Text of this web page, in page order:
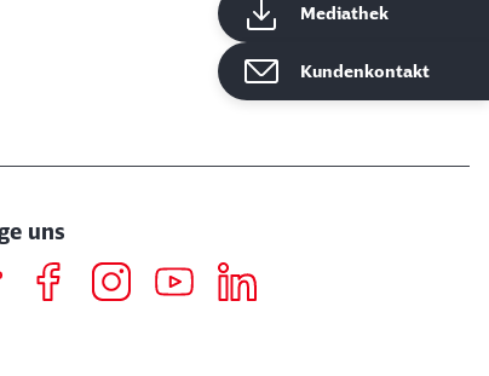
Mediathek
Kundenkontakt
uns